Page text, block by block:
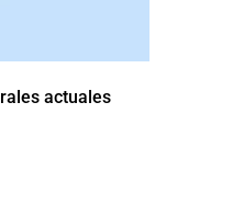
actuales